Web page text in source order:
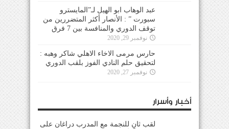
عبد الوهاب ابو الهيل لـ”المايسترو
سبورت ” : الأنصار أكثر المتضررين من
توقف الدوري والمنافسة بين 7 فرق
نوفمبر 29, 2020
حارس مرمى الاخاء الاهلي شاكر وهبه :
لتحقيق حلم النادي الفوز بلقب الدوري
نوفمبر 27, 2020
أخبار وأسرار
لقب ثانٍ للنجمة مع المدرب دراغان على